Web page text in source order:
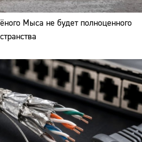
Мыса не будет полноценного